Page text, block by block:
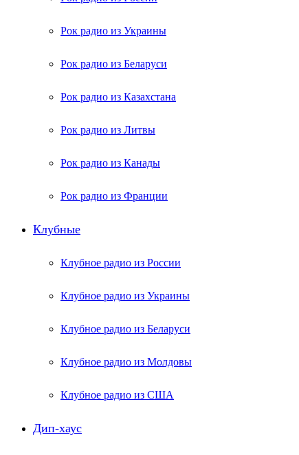
Рок радио из Украины
Рок радио из Беларуси
Рок радио из Казахстана
Рок радио из Литвы
Рок радио из Канады
Рок радио из Франции
Клубные
Клубное радио из России
Клубное радио из Украины
Клубное радио из Беларуси
Клубное радио из Молдовы
Клубное радио из США
Дип-хаус